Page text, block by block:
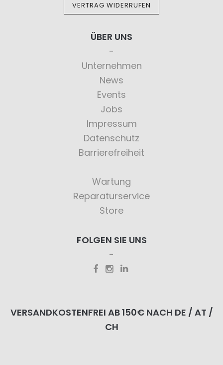
VERTRAG WIDERRUFEN
ÜBER UNS
Unternehmen
News
Events
Jobs
Impressum
Datenschutz
Barrierefreiheit
Wartung
Reparaturservice
Store
FOLGEN SIE UNS
VERSANDKOSTENFREI AB 150€ NACH DE / AT /
CH